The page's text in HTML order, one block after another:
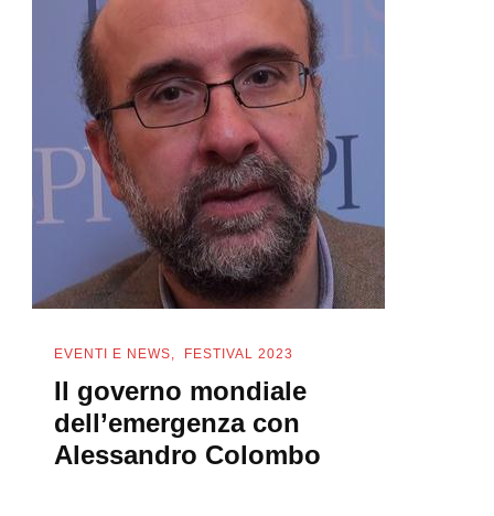
EVENTI E NEWS FESTIVAL 2023
Il governo mondiale
dell’emergenza con
Alessandro Colombo